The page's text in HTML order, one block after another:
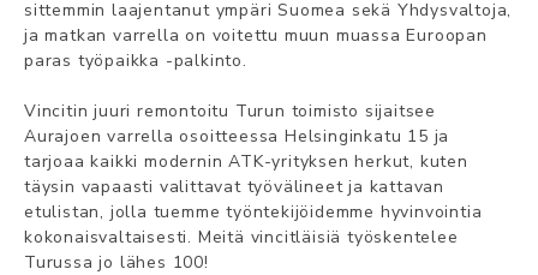
sittemmin laajentanut ympäri Suomea sekä Yhdysvaltoja,
ja matkan varrella on voitettu muun muassa Euroopan
paras työpaikka -palkinto.
Vincitin juuri remontoitu Turun toimisto sijaitsee
Aurajoen varrella osoitteessa Helsinginkatu 15 ja
tarjoaa kaikki modernin ATK-yrityksen herkut, kuten
täysin vapaasti valittavat työvälineet ja kattavan
etulistan, jolla tuemme työntekijöidemme hyvinvointia
kokonaisvaltaisesti. Meitä vincitläisiä työskentelee
Turussa jo lähes 100!